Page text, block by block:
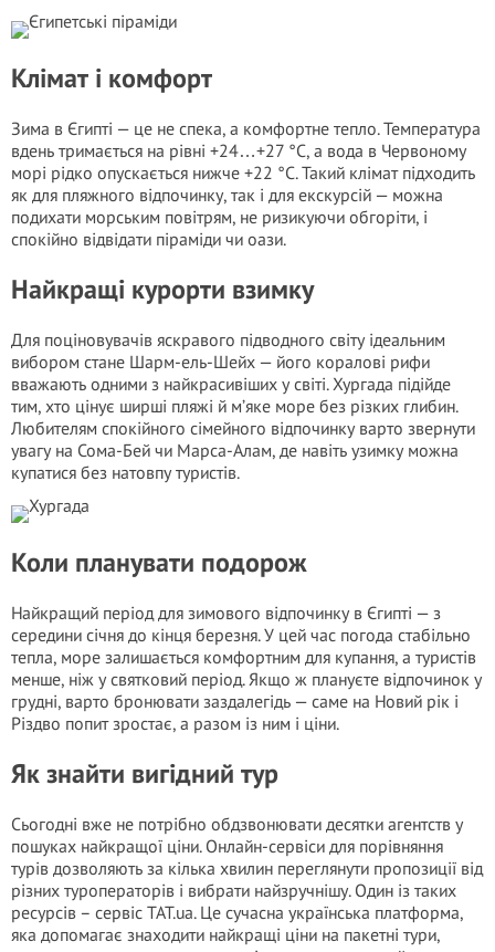
Клімат і комфорт
Зима в Єгипті — це не спека, а комфортне тепло. Температура
вдень тримається на рівні +24…+27 °C, а вода в Червоному
морі рідко опускається нижче +22 °C. Такий клімат підходить
як для пляжного відпочинку, так і для екскурсій — можна
подихати морським повітрям, не ризикуючи обгоріти, і
спокійно відвідати піраміди чи оази.
Найкращі курорти взимку
Для поціновувачів яскравого підводного світу ідеальним
вибором стане Шарм-ель-Шейх — його коралові рифи
вважають одними з найкрасивіших у світі. Хургада підійде
тим, хто цінує ширші пляжі й м’яке море без різких глибин.
Любителям спокійного сімейного відпочинку варто звернути
увагу на Сома-Бей чи Марса-Алам, де навіть узимку можна
купатися без натовпу туристів.
Коли планувати подорож
Найкращий період для зимового відпочинку в Єгипті — з
середини січня до кінця березня. У цей час погода стабільно
тепла, море залишається комфортним для купання, а туристів
менше, ніж у святковий період. Якщо ж плануєте відпочинок у
грудні, варто бронювати заздалегідь — саме на Новий рік і
Різдво попит зростає, а разом із ним і ціни.
Як знайти вигідний тур
Сьогодні вже не потрібно обдзвонювати десятки агентств у
пошуках найкращої ціни. Онлайн-сервіси для порівняння
турів дозволяють за кілька хвилин переглянути пропозиції від
різних туроператорів і вибрати найзручнішу. Один із таких
ресурсів – сервіс TAT.ua. Це сучасна українська платформа,
яка допомагає знаходити найкращі ціни на пакетні тури,